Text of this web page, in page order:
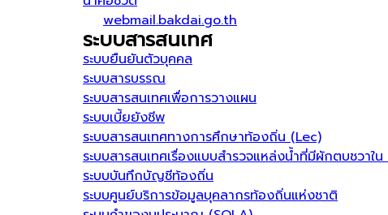
webmail.bakdai.go.th
ระบบสารสนเทศ
ระบบยืนยันตัวบุคคล
ระบบสารบรรณ
ระบบสารสนเทศเพื่อการวางแผน
ระบบเบี้ยยังชีพ
ระบบสารสนเทศทางการศึกษาท้องถิ่น (Lec)
ระบบสารสนเทศเรื่องแบบสำรวจแหล่งน้ำที่มีผักตบชวาใ
ระบบบันทึกบัญชีท้องถิ่น
ระบบศูนย์บริการข้อมูลบุคลากรท้องถิ่นแห่งชาติ